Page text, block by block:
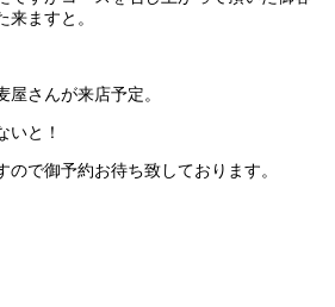
来ますと。
さんが来店予定。
いと！
で御予約お待ち致しております。